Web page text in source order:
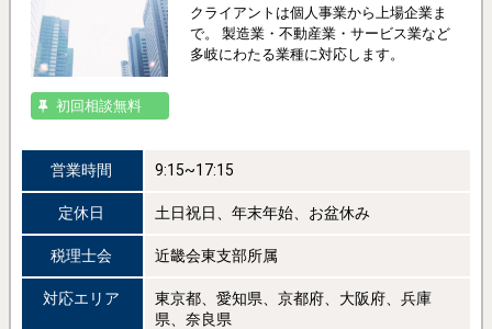
クライアントは個人事業から上場企業ま
で。 製造業・不動産業・サービス業など
多岐にわたる業種に対応します。
初回相談無料
営業時間 9:15~17:15
定休日 土日祝日、年末年始、お盆休み
税理士会 近畿会東支部所属
対応エリア
東京都、愛知県、京都府、大阪府、兵庫
県、奈良県